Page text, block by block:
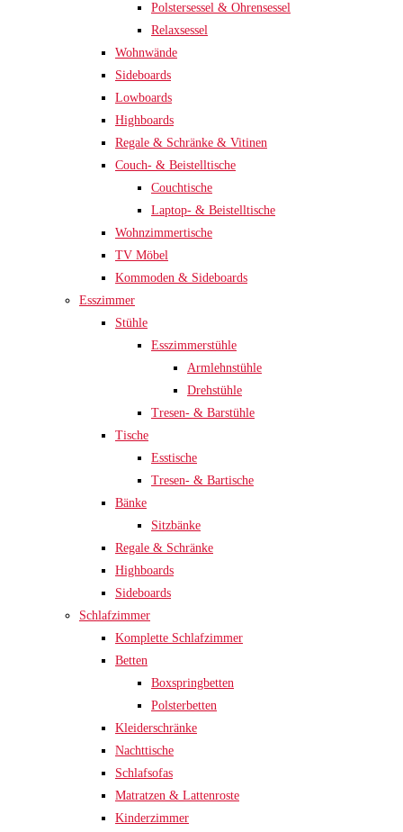
Polstersessel & Ohrensessel
Relaxsessel
Wohnwände
Sideboards
Lowboards
Highboards
Regale & Schränke & Vitinen
Couch- & Beistelltische
Couchtische
Laptop- & Beistelltische
Wohnzimmertische
TV Möbel
Kommoden & Sideboards
Esszimmer
Stühle
Esszimmerstühle
Armlehnstühle
Drehstühle
Tresen- & Barstühle
Tische
Esstische
Tresen- & Bartische
Bänke
Sitzbänke
Regale & Schränke
Highboards
Sideboards
Schlafzimmer
Komplette Schlafzimmer
Betten
Boxspringbetten
Polsterbetten
Kleiderschränke
Nachttische
Schlafsofas
Matratzen & Lattenroste
Kinderzimmer